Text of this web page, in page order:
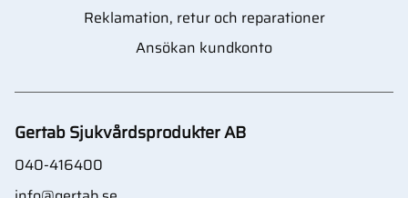
Reklamation, retur och reparationer
Ansökan kundkonto
Gertab Sjukvårdsprodukter AB
040-416400